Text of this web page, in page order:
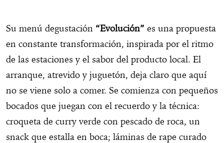
Su menú degustación “Evolución” es una propuesta
en constante transformación, inspirada por el ritmo
de las estaciones y el sabor del producto local. El
arranque, atrevido y juguetón, deja claro que aquí
no se viene solo a comer. Se comienza con pequeños
bocados que juegan con el recuerdo y la técnica:
croqueta de curry verde con pescado de roca, un
snack que estalla en boca; láminas de rape curado